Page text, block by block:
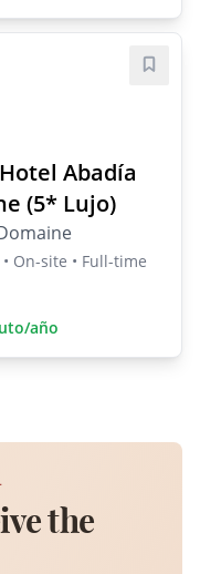
Abadía
(5* Lujo)
On-site • Full-time
año
Save
the